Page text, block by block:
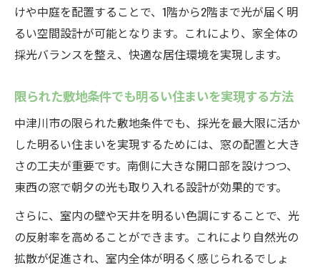
けや中庭を配置することで、1階から2階まで光が届く明
るい空間設計が可能となります。これにより、家全体の
採光バランスを整え、快適な居住環境を実現します。
限られた敷地条件でも明るい住まいを実現する方法
中津川市の限られた敷地条件でも、採光を最大限に活か
した明るい住まいを実現するためには、窓の配置と大き
さの工夫が重要です。南側に大きな開口部を設けつつ、
東西の窓で朝夕の光も取り入れる設計が効果的です。
さらに、室内の壁や天井を明るい色調にすることで、光
の反射率を高めることができます。これにより自然光の
拡散が促進され、室内全体が明るく感じられるでしょ